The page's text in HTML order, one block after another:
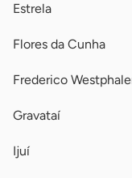
Estrela
Flores da Cunha
Frederico
Gravataí
Ijuí